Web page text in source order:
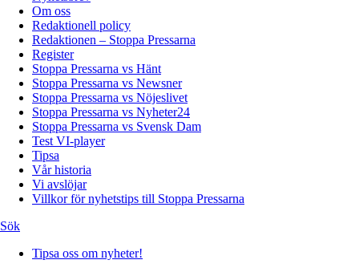
Om oss
Redaktionell policy
Redaktionen – Stoppa Pressarna
Register
Stoppa Pressarna vs Hänt
Stoppa Pressarna vs Newsner
Stoppa Pressarna vs Nöjeslivet
Stoppa Pressarna vs Nyheter24
Stoppa Pressarna vs Svensk Dam
Test VI-player
Tipsa
Vår historia
Vi avslöjar
Villkor för nyhetstips till Stoppa Pressarna
Sök
Tipsa oss om nyheter!